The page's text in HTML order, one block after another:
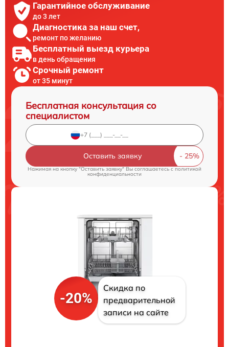
Гарантийное обслуживание
до 3 лет
Диагностика за наш счет,
ремонт по желанию
Бесплатный выезд курьера
в день обращения
Срочный ремонт
от 35 минут
Бесплатная консультация со
специалистом
Оставить заявку
Нажимая на кнопку "Оставить заявку" Вы соглашаетесь cполитикой
конфиденциальности
-20%
Скидка по
предварительной
записи на сайте